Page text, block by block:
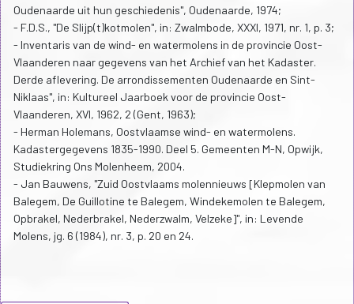
Oudenaarde uit hun geschiedenis", Oudenaarde, 1974;
- F.D.S., "De Slijp(t)kotmolen", in: Zwalmbode, XXXI, 1971, nr. 1, p. 3;
- Inventaris van de wind- en watermolens in de provincie Oost-
Vlaanderen naar gegevens van het Archief van het Kadaster.
Derde aflevering. De arrondissementen Oudenaarde en Sint-
Niklaas", in: Kultureel Jaarboek voor de provincie Oost-
Vlaanderen, XVI, 1962, 2 (Gent, 1963);
- Herman Holemans, Oostvlaamse wind- en watermolens.
Kadastergegevens 1835-1990. Deel 5. Gemeenten M-N, Opwijk,
Studiekring Ons Molenheem, 2004.
- Jan Bauwens, "Zuid Oostvlaams molennieuws [Klepmolen van
Balegem, De Guillotine te Balegem, Windekemolen te Balegem,
Opbrakel, Nederbrakel, Nederzwalm, Velzeke]", in: Levende
Molens, jg. 6 (1984), nr. 3, p. 20 en 24.